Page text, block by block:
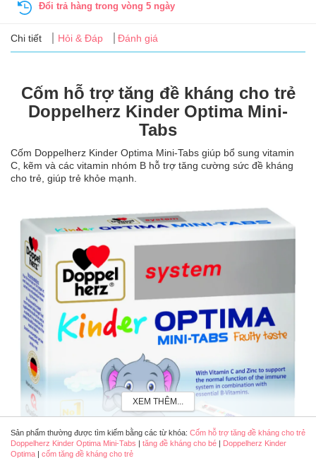
Tin
Đổi trả hàng trong vòng 5 ngày
Chi tiết Hỏi & Đáp Đánh giá
Cốm hỗ trợ tăng đề kháng cho trẻ
Doppelherz Kinder Optima Mini-
Tabs
Cốm Doppelherz Kinder Optima Mini-Tabs giúp bổ sung vitamin
C, kẽm và các vitamin nhóm B hỗ trợ tăng cường sức đề kháng
cho trẻ, giúp trẻ khỏe mạnh.
XEM THÊM...
Sản phẩm thường được tìm kiếm bằng các từ khóa: Cốm hỗ trợ tăng đề kháng cho trẻ
Doppelherz Kinder Optima Mini-Tabs | tăng đề kháng cho bé | Doppelherz Kinder
Optima | cốm tăng đề kháng cho trẻ